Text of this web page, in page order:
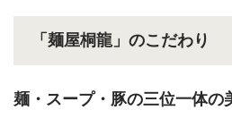
「麺屋桐龍」のこだわり
麺・スープ・豚の三位一体の